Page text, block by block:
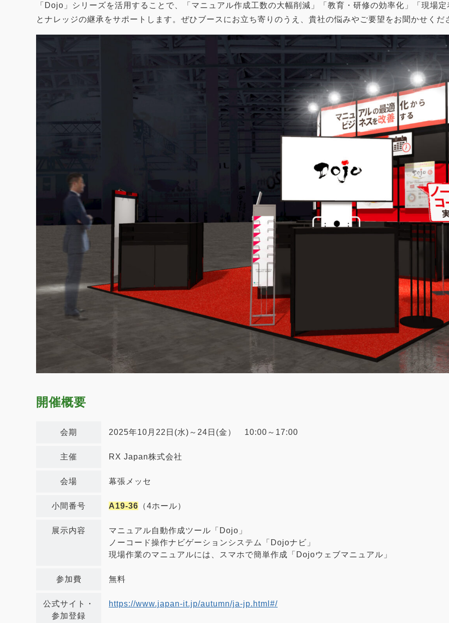
「Dojo」シリーズを活用することで、「マニュアル作成工数の大幅削減」「教育・研修の効率化」「現場
とナレッジの継承をサポートします。ぜひブースにお立ち寄りのうえ、貴社の悩みやご要望をお聞かせくだ
開催概要
会期 2025年10月22日(水)～24日(金） 10:00～17:00
主催 RX Japan株式会社
会場 幕張メッセ
小間番号 A19-36 （4ホール）
展示内容
マニュアル自動作成ツール「Dojo」
ノーコード操作ナビゲーションシステム「Dojoナビ」
現場作業のマニュアルには、スマホで簡単作成「Dojoウェブマニュアル」
参加費 無料
公式サイト・
参加登録
https://www.japan-it.jp/autumn/ja-jp.html#/